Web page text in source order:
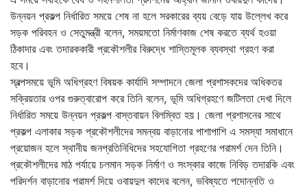
উন্নয়ন প্রকল্প নির্ধারিত সময়ে শেষ না হলে সরকারের ব্যয় বেড়ে যায় উল্লেখ করে
সড়ক পরিবহন ও সেতুমন্ত্রী বলেন, সময়মতো নির্মাণকাজ শেষ করতে ব্যর্থ হওয়া
ঠিকাদার এবং তদারককারী প্রকৌশলীর বিরুদ্ধে শাস্তিমূলক ব্যবস্থা গ্রহণ করা
হবে।
স্বল্পসময়ে ভূমি অধিগ্রহণ বিষয়ক কার্যাদি সম্পাদনে জেলা প্রশাসকদের অধিকতর
সক্রিয়তার ওপর গুরুত্বারোপ করে তিনি বলেন, ভূমি অধিগ্রহণে জটিলতা দেখা দিলে
নির্ধারিত সময়ে উন্নয়ন প্রকল্প বাস্তবায়ন বিলম্বিত হয়। জেলা প্রশাসনের সাথে
প্রকল্প এলাকার সড়ক প্রকৌশলীদের সমন্বয় বাড়ানোর পাশাপাশি এ সমস্যা সমাধানে
প্রয়োজন হলে স্থানীয় জনপ্রতিনিধিদের সহযোগিতা গ্রহণের পরামর্শ দেন তিনি।
প্রকৌশলীদের মাঠ পর্যায়ে চলমান সড়ক নির্মাণ ও সংস্কার কাজে নিবিড় তদারকি এবং
পরিদর্শন বাড়ানোর পরামর্শ দিয়ে ওবায়দুল কাদের বলেন, ভবিষ্যতে পদোন্নতি ও